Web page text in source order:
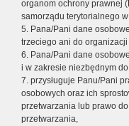
organom ochrony prawnej
samorządu terytorialnego
5. Pana/Pani dane
trzeciego ani do
6. Pana/Pani dane
i w zakresie niezbędnym
7. przysługuje Panu/Pani
osobowych oraz ich
przetwarzania lub prawo
przetwarzania,